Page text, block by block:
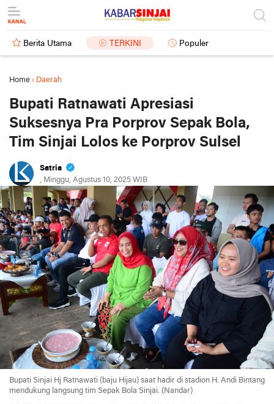
Berita Utama TERKINI Populer
Home › Daerah
Bupati Ratnawati Apresiasi
Suksesnya Pra Porprov Sepak Bola,
Tim Sinjai Lolos ke Porprov Sulsel
Satria
, Minggu, Agustus 10, 2025 WIB
Bupati Sinjai Hj Ratnawati (baju Hijau) saat hadir di stadion H. Andi Bintang
mendukung langsung tim Sepak Bola Sinjai. (Nandar)